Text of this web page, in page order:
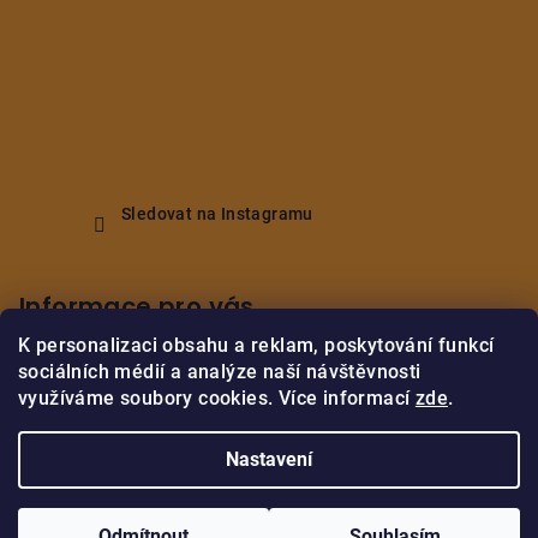
K personalizaci obsahu a reklam, poskytování funkcí
sociálních médií a analýze naší návštěvnosti
využíváme soubory cookies. Více informací zde.
Nastavení
Sledovat na Instagramu
Informace pro vás
Obchodní podmínky
Podmínky ochrany osobních údajů
Upravit nastavení cookies